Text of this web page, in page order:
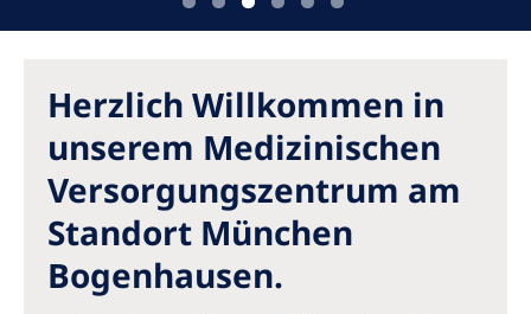
North America
United States of America
NephroCare International
Global Website
Herzlich Willkommen in
unserem Medizinischen
Versorgungszentrum am
Standort München
Bogenhausen.